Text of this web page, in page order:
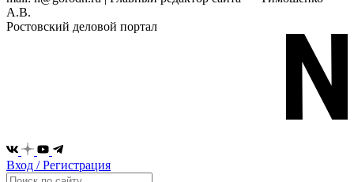
А.В.
Ростовский деловой портал
Вход / Регистрация